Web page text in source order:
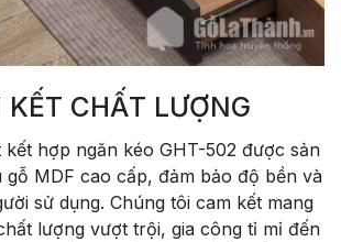
KẾT CHẤT LƯỢNG
kết hợp ngăn kéo GHT-502 được sản
gỗ MDF cao cấp, đảm bảo độ bền và
sử dụng. Chúng tôi cam kết mang
lượng vượt trội, gia công tỉ mỉ đến